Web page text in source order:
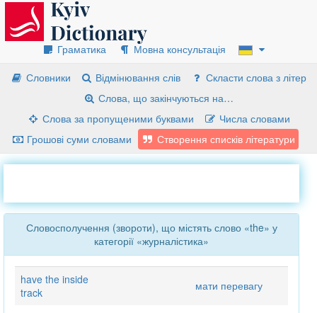
Граматика
Мовна консультація
Словники
Відмінювання слів
Скласти слова з літер
Слова, що закінчуються на…
Слова за пропущеними буквами
Числа словами
Грошові суми словами
Створення списків літератури
Словосполучення (звороти), що містять слово «the» у
категорії «журналістика»
have the inside
track
мати перевагу